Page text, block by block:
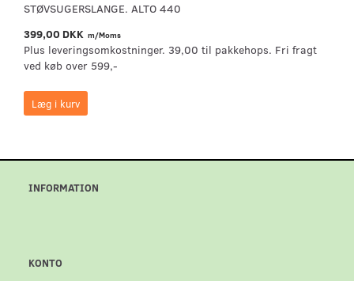
STØVSUGERSLANGE. ALTO 440
399,00 DKK m/Moms
Plus leveringsomkostninger. 39,00 til pakkehops. Fri fragt
ved køb over 599,-
Læg i kurv
INFORMATION
KONTO